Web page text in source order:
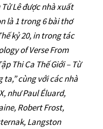
Lê được nhà xuất
là 1 trong 6 bài thơ
kỷ 20, in trong tác
of Verse From
Thi Ca Thế Giới – Từ
ta,” cùng với các nhà
như Paul Éluard,
Robert Frost,
Langston